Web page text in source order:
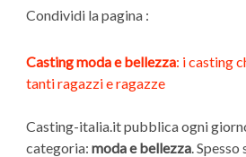
Condividi la pagina :
Casting moda e bellezza: i casting
tanti ragazzi e ragazze
Casting-italia.it pubblica ogni
categoria: moda e bellezza.